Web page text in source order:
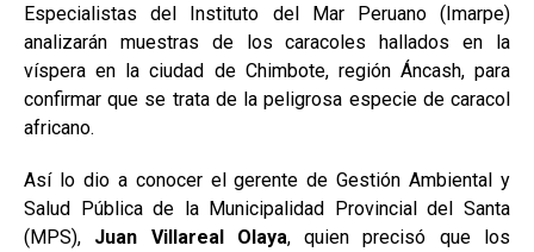
Especialistas del Instituto del Mar Peruano (Imarpe)
analizarán muestras de los caracoles hallados en la
víspera en la ciudad de Chimbote, región Áncash, para
confirmar que se trata de la peligrosa especie de caracol
africano.
Así lo dio a conocer el gerente de Gestión Ambiental y
Salud Pública de la Municipalidad Provincial del Santa
(MPS), Juan Villareal Olaya, quien precisó que los